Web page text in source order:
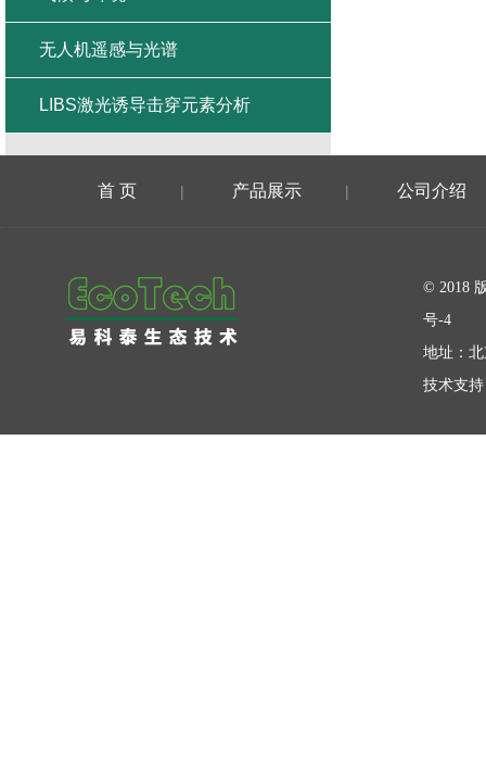
无人机遥感与光谱
LIBS激光诱导击穿元素分析
首 页 | 产品展示 | 公司介绍
© 2018
号-4
地址：
技术支